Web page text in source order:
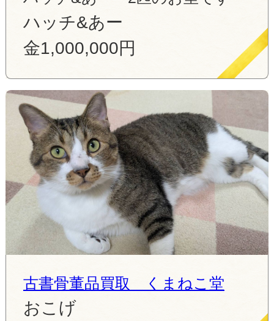
ハッチ&あー
金1,000,000円
古書骨董品買取 くまねこ堂
おこげ